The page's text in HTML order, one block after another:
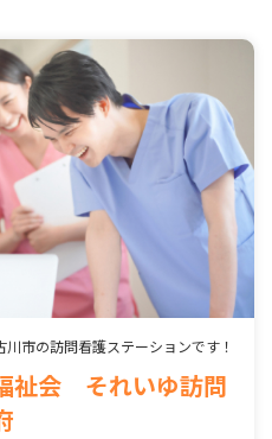
市の訪問看護ステーションです！
祉会 それいゆ訪問